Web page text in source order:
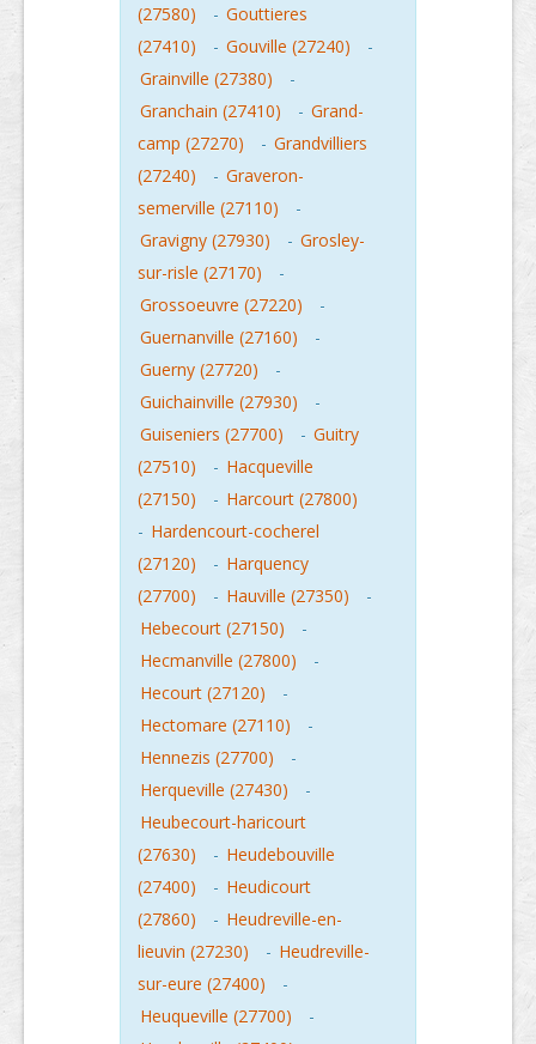
(27580)
- Gouttieres
(27410)
- Gouville (27240)
-
Grainville (27380)
-
Granchain (27410)
- Grand-
camp (27270)
- Grandvilliers
(27240)
- Graveron-
semerville (27110)
-
Gravigny (27930)
- Grosley-
sur-risle (27170)
-
Grossoeuvre (27220)
-
Guernanville (27160)
-
Guerny (27720)
-
Guichainville (27930)
-
Guiseniers (27700)
- Guitry
(27510)
- Hacqueville
(27150)
- Harcourt (27800)
- Hardencourt-cocherel
(27120)
- Harquency
(27700)
- Hauville (27350)
-
Hebecourt (27150)
-
Hecmanville (27800)
-
Hecourt (27120)
-
Hectomare (27110)
-
Hennezis (27700)
-
Herqueville (27430)
-
Heubecourt-haricourt
(27630)
- Heudebouville
(27400)
- Heudicourt
(27860)
- Heudreville-en-
lieuvin (27230)
- Heudreville-
sur-eure (27400)
-
Heuqueville (27700)
-